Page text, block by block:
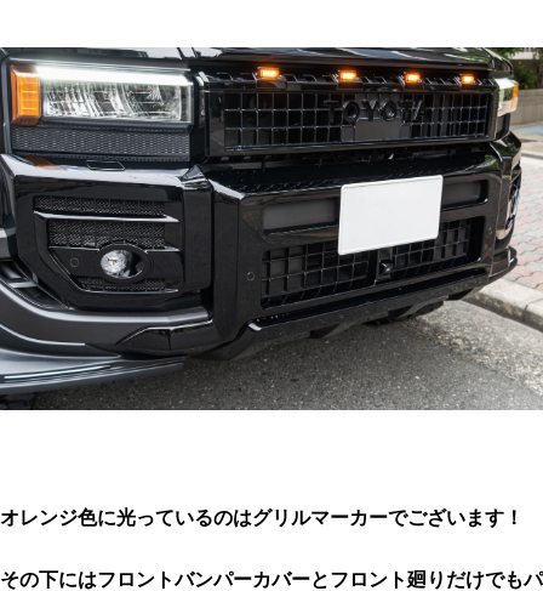
オレンジ色に光っているのはグリルマーカーでございます！
その下にはフロントバンパーカバーとフロント廻りだけでもパ